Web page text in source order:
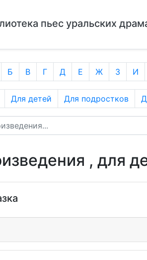
пьес уральских
Б В Г Д Е Ж З И
Для детей Для подростков
, для